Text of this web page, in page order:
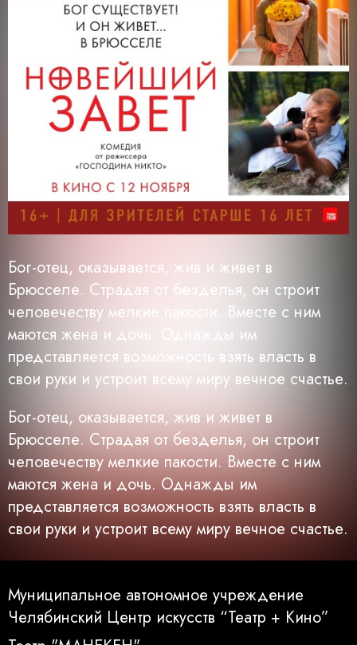
Бог-отец, оказывается, жив и живет в
Брюсселе. Страдая от безделья, он строит
человечеству мелкие пакости. Вместе с ним
маются жена и дочь. Однажды им
представляется возможность взять власть в
свои руки и устроит всему миру вечное счастье.
Бог-отец, оказывается, жив и живет в
Брюсселе. Страдая от безделья, он строит
человечеству мелкие пакости. Вместе с ним
маются жена и дочь. Однажды им
представляется возможность взять власть в
свои руки и устроит всему миру вечное счастье.
Муниципальное автономное учреждение
Челябинский Центр искусств “Театр + Кино”